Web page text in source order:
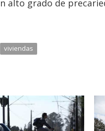
alto grado de
viviendas